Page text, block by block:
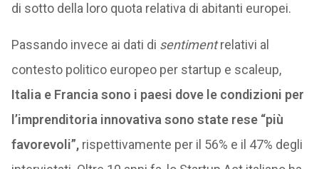
di sotto della loro quota relativa di abitanti europei.
Passando invece ai dati di sentimentrelativi al
contesto politico europeo per startup e scaleup,
Italia e Francia sono i paesi dove le condizioni per
l’imprenditoria innovativa sono state rese “più
favorevoli”,rispettivamente per il 56% e il 47% degli